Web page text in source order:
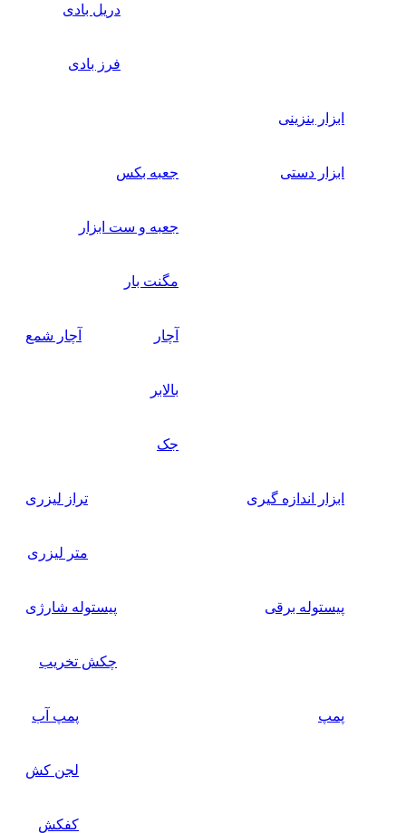
دریل بادی
فرز بادی
ابزار بنزینی
ابزار دستی جعبه بکس
جعبه و ست ابزار
مگنت بار
آچار آچار شمع
بالابر
جک
ابزار اندازه گیری تراز لیزری
متر لیزری
پیستوله برقی پیستوله شارژی
چکش تخریب
پمپ پمپ آب
لجن کش
کفکش